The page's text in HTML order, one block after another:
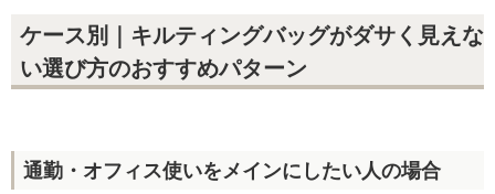
ケース別｜キルティングバッグがダサく見えな
い選び方のおすすめパターン
通勤・オフィス使いをメインにしたい人の場合